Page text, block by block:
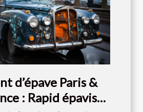
d’épave Paris &
: Rapid épaviste